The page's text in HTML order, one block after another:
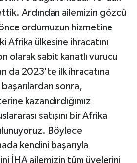
Ardından ailemizin gözcü
önce ordumuzun hizmetine
Afrika ülkesine ihracatını
olarak sabit kanatlı vurucu
da 2023'te ilk ihracatına
sonra,
kazandırdığımız
satışını bir Afrika
Böylece
kendini başarıyla
İHA ailemizin tüm üyelerini